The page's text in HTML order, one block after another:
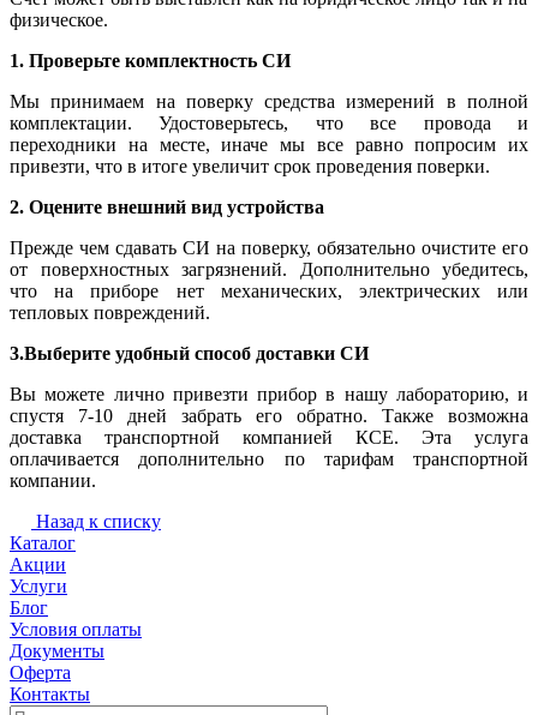
физическое.
1. Проверьте комплектность СИ
Мы принимаем на поверку средства измерений в полной
комплектации. Удостоверьтесь, что все провода и
переходники на месте, иначе мы все равно попросим их
привезти, что в итоге увеличит срок проведения поверки.
2. Оцените внешний вид устройства
Прежде чем сдавать СИ на поверку, обязательно очистите его
от поверхностных загрязнений. Дополнительно убедитесь,
что на приборе нет механических, электрических или
тепловых повреждений.
3.Выберите удобный способ доставки СИ
Вы можете лично привезти прибор в нашу лабораторию, и
спустя 7-10 дней забрать его обратно. Также возможна
доставка транспортной компанией КСЕ. Эта услуга
оплачивается дополнительно по тарифам транспортной
компании.
Назад к списку
Каталог
Акции
Услуги
Блог
Условия оплаты
Документы
Оферта
Контакты